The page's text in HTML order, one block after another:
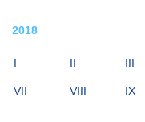
2018
I II III
VII VIII IX